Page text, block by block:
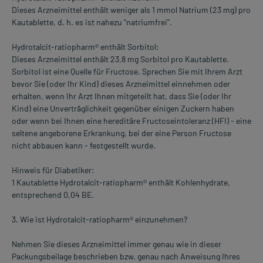
Dieses Arzneimittel enthält weniger als 1 mmol Natrium (23 mg) pro
Kautablette, d. h. es ist nahezu "natriumfrei".
Hydrotalcit-ratiopharm® enthält Sorbitol:
Dieses Arzneimittel enthält 23,8 mg Sorbitol pro Kautablette.
Sorbitol ist eine Quelle für Fructose. Sprechen Sie mit Ihrem Arzt
bevor Sie (oder Ihr Kind) dieses Arzneimittel einnehmen oder
erhalten, wenn Ihr Arzt Ihnen mitgeteilt hat, dass Sie (oder Ihr
Kind) eine Unverträglichkeit gegenüber einigen Zuckern haben
oder wenn bei Ihnen eine hereditäre Fructoseintoleranz (HFI) - eine
seltene angeborene Erkrankung, bei der eine Person Fructose
nicht abbauen kann - festgestellt wurde.
Hinweis für Diabetiker:
1 Kautablette Hydrotalcit-ratiopharm® enthält Kohlenhydrate,
entsprechend 0,04 BE.
3. Wie ist Hydrotalcit-ratiopharm® einzunehmen?
Nehmen Sie dieses Arzneimittel immer genau wie in dieser
Packungsbeilage beschrieben bzw. genau nach Anweisung Ihres